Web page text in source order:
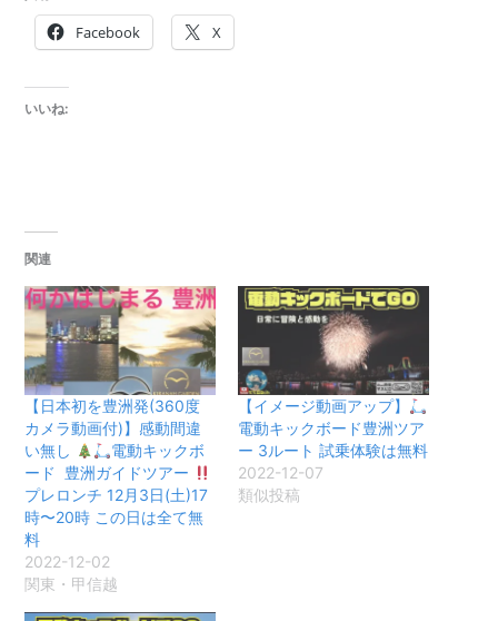
Facebook X
いいね:
関連
【日本初を豊洲発(360度
カメラ動画付)】感動間違
い無し
電動キックボ
ード 豊洲ガイドツアー
プレロンチ 12月3日(土)17
時〜20時 この日は全て無
料
2022-12-02
関東・甲信越
【イメージ動画アップ】
電動キックボード豊洲ツア
ー 3ルート 試乗体験は無料
2022-12-07
類似投稿